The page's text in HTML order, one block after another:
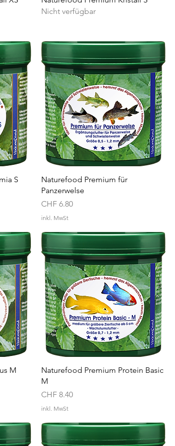
Nicht verfügbar
S
Naturefood Premium für
Panzerwelse
Preis
CHF 6.80
inkl. MwSt
M
Naturefood Premium Protein Basic
M
Preis
CHF 8.40
inkl. MwSt